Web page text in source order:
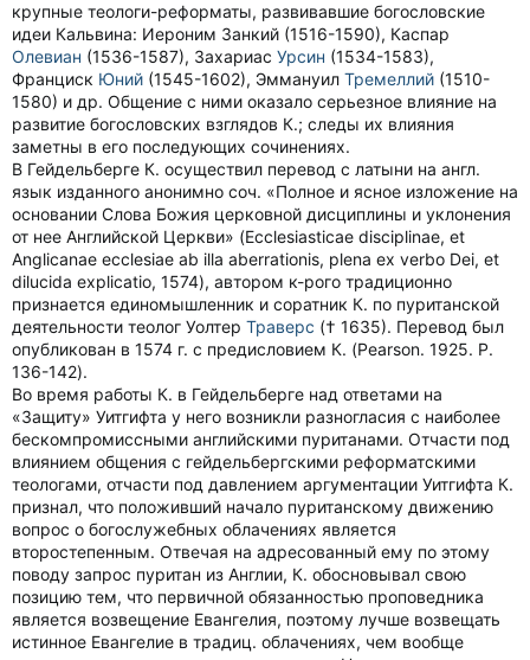
крупные теологи-реформаты, развивавшие богословские
идеи Кальвина: Иероним Занкий (1516-1590), Каспар
Олевиан (1536-1587), Захариас Урсин (1534-1583),
Франциск Юний (1545-1602), Эммануил Тремеллий (1510-
1580) и др. Общение с ними оказало серьезное влияние на
развитие богословских взглядов К.; следы их влияния
заметны в его последующих сочинениях.
В Гейдельберге К. осуществил перевод с латыни на англ.
язык изданного анонимно соч. «Полное и ясное изложение на
основании Слова Божия церковной дисциплины и уклонения
от нее Английской Церкви» (Ecclesiasticae disciplinae, et
Anglicanae ecclesiae ab illa aberrationis, plena ex verbo Dei, et
dilucida explicatio, 1574), автором к-рого традиционно
признается единомышленник и соратник К. по пуританской
деятельности теолог Уолтер Траверс († 1635). Перевод был
опубликован в 1574 г. с предисловием К. (Pearson. 1925. P.
136-142).
Во время работы К. в Гейдельберге над ответами на
«Защиту» Уитгифта у него возникли разногласия с наиболее
бескомпромиссными английскими пуританами. Отчасти под
влиянием общения с гейдельбергскими реформатскими
теологами, отчасти под давлением аргументации Уитгифта К.
признал, что положивший начало пуританскому движению
вопрос о богослужебных облачениях является
второстепенным. Отвечая на адресованный ему по этому
поводу запрос пуритан из Англии, К. обосновывал свою
позицию тем, что первичной обязанностью проповедника
является возвещение Евангелия, поэтому лучше возвещать
истинное Евангелие в традиц. облачениях, чем вообще